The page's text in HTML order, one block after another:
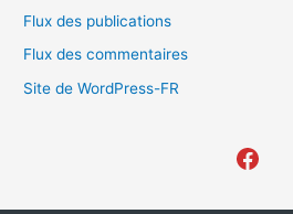
Flux des publications
Flux des commentaires
Site de WordPress-FR